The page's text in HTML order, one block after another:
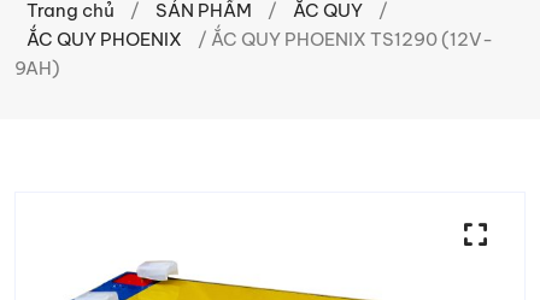
THƠ
Cần
Thơ
Trang chủ / SẢN PHẨM / ẮC QUY
/
ẮC QUY PHOENIX
/ ẮC QUY PHOENIX TS1290 (12V-
9AH)